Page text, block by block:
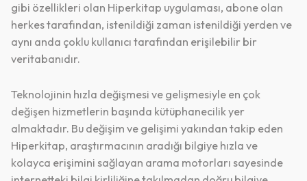
gibi özellikleri olan Hiperkitap uygulaması, abone olan
herkes tarafından, istenildiği zaman istenildiği yerden ve
aynı anda çoklu kullanıcı tarafından erişilebilir bir
veritabanıdır.
Teknolojinin hızla değişmesi ve gelişmesiyle en çok
değişen hizmetlerin başında kütüphanecilik yer
almaktadır. Bu değişim ve gelişimi yakından takip eden
Hiperkitap, araştırmacının aradığı bilgiye hızla ve
kolayca erişimini sağlayan arama motorları sayesinde